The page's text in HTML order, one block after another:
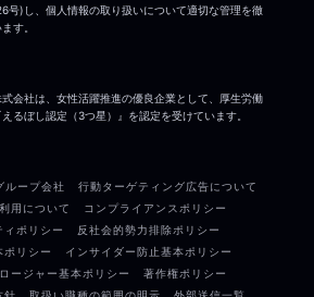
号)し、個人情報の取り扱いについて適切な管理を徹
す。
式会社は、女性活躍推進の優良企業として、厚生労働
るぼし認定（3つ星）』を認定を受けています。
ループ会社
行動ターゲティング広告について
用について
コンプライアンスポリシー
ィポリシー
反社会的勢力排除ポリシー
ポリシー
インサイダー防止基本ポリシー
ージャー基本ポリシー
著作権ポリシー